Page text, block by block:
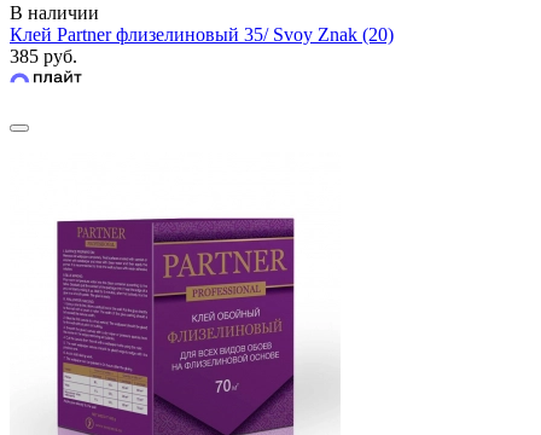
В наличии
Клей Partner флизелиновый 35/ Svoy Znak (20)
385 руб.